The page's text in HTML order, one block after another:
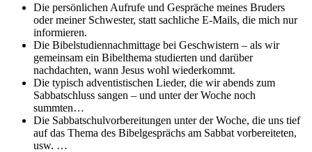
Die persönlichen Aufrufe und Gespräche meines Bruders
oder meiner Schwester, statt sachliche E-Mails, die mich nur
informieren.
Die Bibelstudiennachmittage bei Geschwistern – als wir
gemeinsam ein Bibelthema studierten und darüber
nachdachten, wann Jesus wohl wiederkommt.
Die typisch adventistischen Lieder, die wir abends zum
Sabbatschluss sangen – und unter der Woche noch
summten…
Die Sabbatschulvorbereitungen unter der Woche, die uns tief
auf das Thema des Bibelgesprächs am Sabbat vorbereiteten,
usw. …